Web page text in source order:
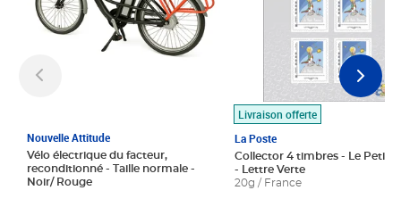
Nouvelle Attitude
Vélo électrique du facteur,
reconditionné - Taille normale -
Noir/ Rouge
Livraison offerte
La Poste
Collector 4 timbres - Le Petit
- Lettre Verte
20g / France